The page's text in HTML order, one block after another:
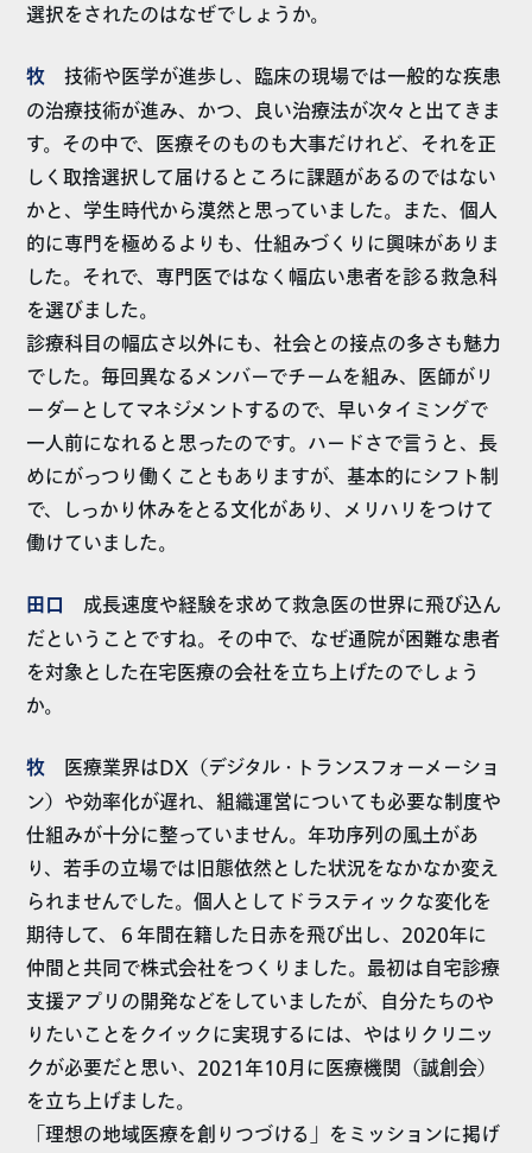
選択をされたのはなぜでしょうか。
牧 技術や医学が進歩し、臨床の現場では一般的な疾患
の治療技術が進み、かつ、良い治療法が次々と出てきま
す。その中で、医療そのものも大事だけれど、それを正
しく取捨選択して届けるところに課題があるのではない
かと、学生時代から漠然と思っていました。また、個人
的に専門を極めるよりも、仕組みづくりに興味がありま
した。それで、専門医ではなく幅広い患者を診る救急科
を選びました。
診療科目の幅広さ以外にも、社会との接点の多さも魅力
でした。毎回異なるメンバーでチームを組み、医師がリ
ーダーとしてマネジメントするので、早いタイミングで
一人前になれると思ったのです。ハードさで言うと、長
めにがっつり働くこともありますが、基本的にシフト制
で、しっかり休みをとる文化があり、メリハリをつけて
働けていました。
田口 成長速度や経験を求めて救急医の世界に飛び込ん
だということですね。その中で、なぜ通院が困難な患者
を対象とした在宅医療の会社を立ち上げたのでしょう
か。
牧 医療業界はDX（デジタル・トランスフォーメーショ
ン）や効率化が遅れ、組織運営についても必要な制度や
仕組みが十分に整っていません。年功序列の風土があ
り、若手の立場では旧態依然とした状況をなかなか変え
られませんでした。個人としてドラスティックな変化を
期待して、６年間在籍した日赤を飛び出し、2020年に
仲間と共同で株式会社をつくりました。最初は自宅診療
支援アプリの開発などをしていましたが、自分たちのや
りたいことをクイックに実現するには、やはりクリニッ
クが必要だと思い、2021年10月に医療機関（誠創会）
を立ち上げました。
「理想の地域医療を創りつづける」をミッションに掲げ